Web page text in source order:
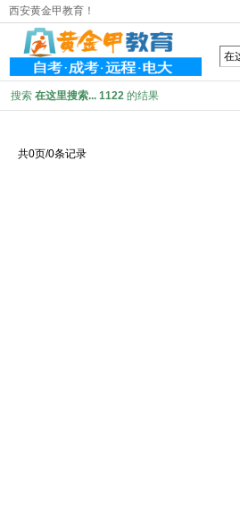
西安黄金甲教育！
搜索 在这里搜索... 1122 的结果
共0页/0条记录